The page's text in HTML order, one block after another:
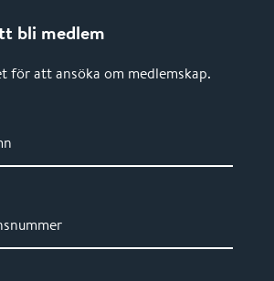
bli medlem
för att ansöka om medlemskap.